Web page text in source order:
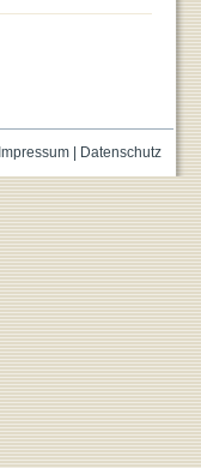
Impressum| Datenschutz